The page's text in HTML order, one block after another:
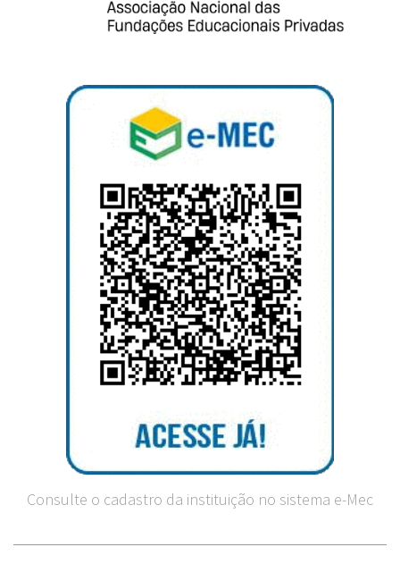
Consulte o cadastro da instituição no sistema e-Mec